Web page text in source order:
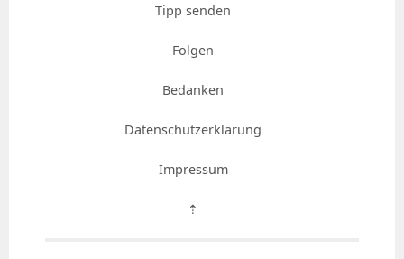
Tipp senden
Folgen
Bedanken
Datenschutzerklärung
Impressum
⇡